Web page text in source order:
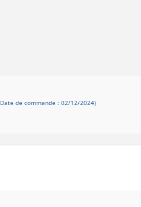
de commande : 02/12/2024)